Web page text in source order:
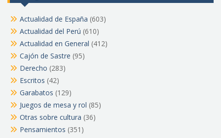
Actualidad de España (603)
Actualidad del Perú (610)
Actualidad en General (412)
Cajón de Sastre (95)
Derecho (283)
Escritos (42)
Garabatos (129)
Juegos de mesa y rol (85)
Otras sobre cultura (36)
Pensamientos (351)